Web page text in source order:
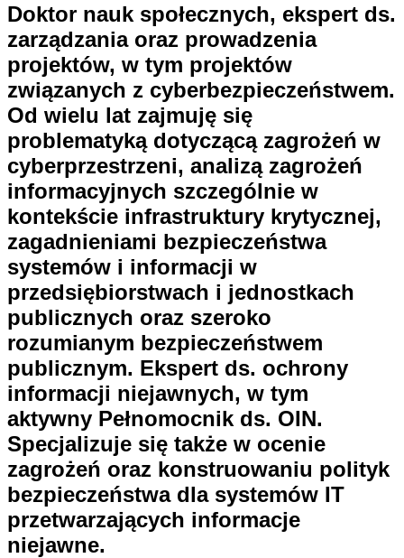
Doktor nauk społecznych, ekspert ds.
zarządzania oraz prowadzenia
projektów, w tym projektów
związanych z cyberbezpieczeństwem.
Od wielu lat zajmuję się
problematyką dotyczącą zagrożeń w
cyberprzestrzeni, analizą zagrożeń
informacyjnych szczególnie w
kontekście infrastruktury krytycznej,
zagadnieniami bezpieczeństwa
systemów i informacji w
przedsiębiorstwach i jednostkach
publicznych oraz szeroko
rozumianym bezpieczeństwem
publicznym. Ekspert ds. ochrony
informacji niejawnych, w tym
aktywny Pełnomocnik ds. OIN.
Specjalizuje się także w ocenie
zagrożeń oraz konstruowaniu polityk
bezpieczeństwa dla systemów IT
przetwarzających informacje
niejawne.